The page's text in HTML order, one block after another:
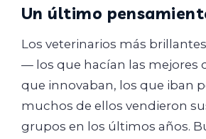
Un último
Los veterinarios más
— los que hacían las mejores
que innovaban, los que iban
muchos de ellos vendieron
grupos en los últimos años.